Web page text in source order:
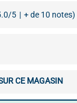
5 | + de 10 notes)
CE MAGASIN